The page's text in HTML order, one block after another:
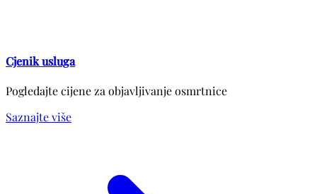
Cjenik usluga
Pogledajte cijene za objavljivanje osmrtnice
Saznajte više